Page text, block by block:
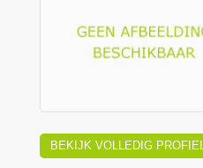
BEKIJK VOLLEDIG PROFIEL